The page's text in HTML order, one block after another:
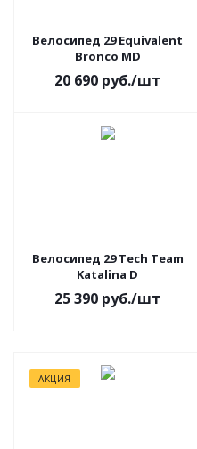
Велосипед 29 Equivalent
Bronco MD
20 690 руб./шт
Велосипед 29 Tech Team
Katalina D
25 390 руб./шт
АКЦИЯ